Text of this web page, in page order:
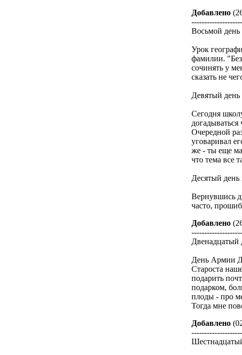
Добавлено
Восьмой
Урок
фамилии.
сочинять у
сказать не
Девятый
Сегодня
Очередной
уговаривал
же - ты еще
что тема все
Десятый
Вернувшись
часто,
Добавлено
Двенадцатый
День Армии
Староста
подарить
подарком,
плоды - про
Тогда мне
Добавлено